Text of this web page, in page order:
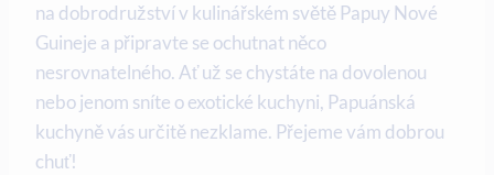
na dobrodružství v kulinářském světě Papuy Nové
Guineje ⁣a připravte se ochutnat něco
nesrovnatelného. Ať už se chystáte na dovolenou
‍nebo jenom sníte o exotické kuchyni, ​Papuánská
kuchyně vás určitě nezklame. Přejeme vám‍ dobrou
chuť!